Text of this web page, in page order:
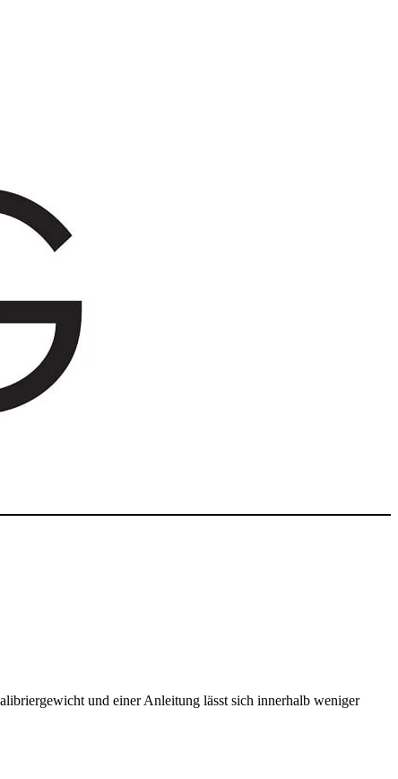
und einer Anleitung lässt sich innerhalb weniger